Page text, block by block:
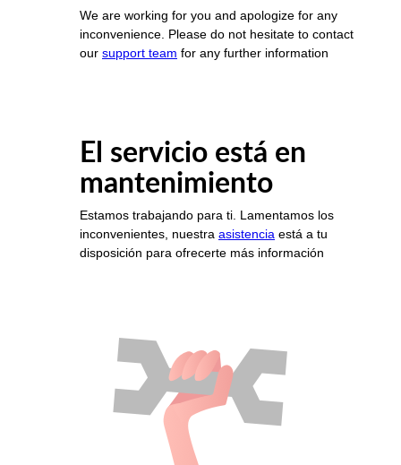
We are working for you and apologize for any
inconvenience. Please do not hesitate to contact
our support team for any further information
El servicio está en
mantenimiento
Estamos trabajando para ti. Lamentamos los
inconvenientes, nuestra asistencia está a tu
disposición para ofrecerte más información